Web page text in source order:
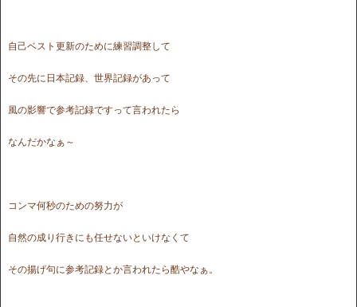
自己ベスト更新のために練習調整して
その先に日本記録、世界記録があって
風の影響で参考記録ですって言われたら
なんだかなぁ～
コンマ何秒のための努力が
自然の成り行きにも任せないといけなくて
その揚げ句に参考記録とか言われたら酷やなぁ。